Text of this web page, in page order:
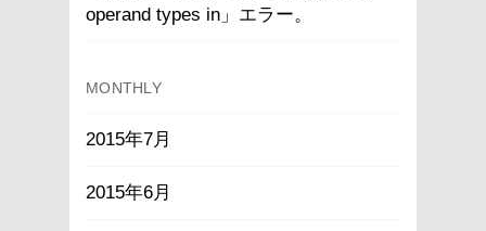
operand types in」エラー。
MONTHLY
2015年7月
2015年6月